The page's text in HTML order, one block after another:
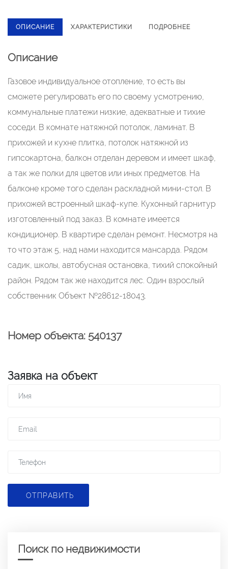
ОПИСАНИЕ ХАРАКТЕРИСТИКИ ПОДРОБНЕЕ
Описание
Газовое индивидуальное отопление, то есть вы
сможете регулировать его по своему усмотрению,
коммунальные платежи низкие, адекватные и тихие
соседи. В комнате натяжной потолок, ламинат. В
прихожей и кухне плитка, потолок натяжной из
гипсокартона, балкон отделан деревом и имеет шкаф,
а так же полки для цветов или иных предметов. На
балконе кроме того сделан раскладной мини-стол. В
прихожей встроенный шкаф-купе. Кухонный гарнитур
изготовленный под заказ. В комнате имеется
кондиционер. В квартире сделан ремонт. Несмотря на
то что этаж 5, над нами находится мансарда. Рядом
садик, школы, автобусная остановка, тихий спокойный
район. Рядом так же находится лес. Один взрослый
собственник Объект №28612-18043.
Номер объекта: 540137
Заявка на объект
ОТПРАВИТЬ
Поиск по недвижимости